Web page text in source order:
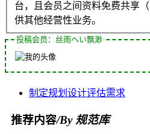
台，且会员之间资料免费共享
供其他经营性业务。
投稿会员：丝雨へい飘渺
制定规划 设计评估需求
推荐内容/By 规范库